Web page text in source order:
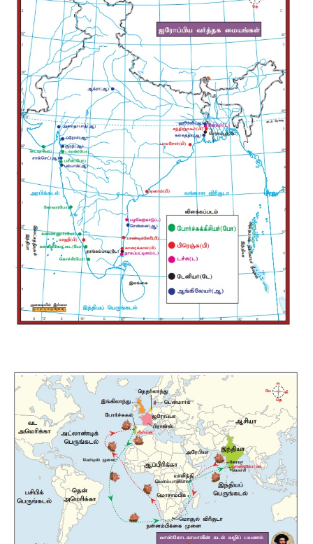
> இவர் இந்தியாவில் போர்ச்சுக்கீசிய கப்பற்படையை
'நீலநீர்க் கொள்கை யை பின்பற்றினார்.
> டையூவில் நடைபெற்ற கடற்போரில் அல்மெய்டா முஸ்லீம்
தோற்கடித்தார்.
> கி.பி. 1509-ல் கவர்னரான அல்போன்சோ -டி-அல்புகர்க்
போர்ச்சுக்கீசிய அதிகாரத்தை உண்மையில் நிறுவினார்.
> இவர் பீஜப்பூர் சுல்தானிடமிருந்து கி.பி. 1510-ல்
மேலும் விஜயநகரப் பேரரசுடன் நட்புறவை மேற்கொண்டார்.
> கி.பி. 1529-ல் மூன்றாம் கவர்னரான நினோ-டி-குன்ஹா
பகுதிகளை கைப்பற்றினார்.
> இவ்வாறு போர்ச்சுக்கீசியர் 16ஆம் நூற்றாண்டில் கோவா,
சால்செட், பாம்பே மட்டுமின்றி பிற இந்திய கடற்கரை
வணிக ஆதாயத்திற்கு பயன்படுத்தினர்.
விடை:
> கிழக்கிந்திய நாடுகளுடன் வர்த்தகம் செய்ய கவர்னர் மற்றும்
நிறுவனத்திற்கு இங்கிலாந்து ராணி எலிசபெத் 1600 டிசம்பர் 31
வழங்கினார்.
> கி.பி 1608 ஆம் ஆண்டு வணிகத் தலம் அமைக்க ஜஹாங்கீர்
மாலுமி வில்லியம் ஹாக்கின்ஸ், போர்ச்சுகீசிய
கிடைக்காமல் இங்கிலாந்து திரும்பினார்.
> சூரத் அருகே ஆங்கிலத் தளபதி தாமஸ் பெஸ்ட்,